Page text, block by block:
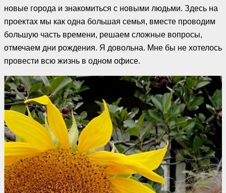
новые города и знакомиться с новыми людьми. Здесь на
проектах мы как одна большая семья, вместе проводим
большую часть времени, решаем сложные вопросы,
отмечаем дни рождения. Я довольна. Мне бы не хотелось
провести всю жизнь в одном офисе.